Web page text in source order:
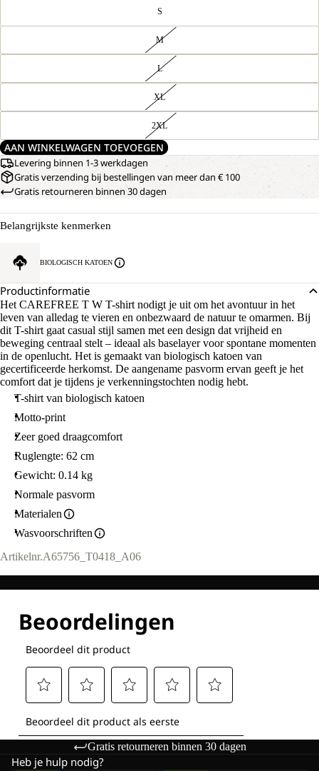
S
M
L
XL
2XL
AAN WINKELWAGEN TOEVOEGEN
Levering binnen 1-3 werkdagen
Gratis verzending bij bestellingen van meer dan € 100
Gratis retourneren binnen 30 dagen
Belangrijkste kenmerken
BIOLOGISCH KATOEN
Productinformatie
Het CAREFREE T W T-shirt nodigt je uit om het avontuur in het
leven van alledag te vieren en onbezwaard de natuur te omarmen. Bij
dit T-shirt gaat casual stijl samen met een design dat vrijheid en
beweging centraal stelt – ideaal als baselayer voor spontane momenten
in de openlucht. Het is gemaakt van biologisch katoen van
gecertificeerde herkomst. De aangename pasvorm ervan geeft je het
comfort dat je tijdens je verkenningstochten nodig hebt.
T-shirt van biologisch katoen
Motto-print
Zeer goed draagcomfort
Ruglengte: 62 cm
Gewicht: 0.14 kg
Normale pasvorm
Materialen
Wasvoorschriften
Artikelnr.A65756_T0418_A06
Gratis retourneren binnen 30 dagen
Heb je hulp nodig?